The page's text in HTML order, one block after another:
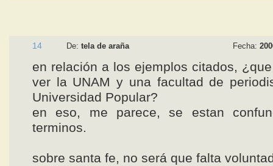
14 De: tela de araña Fecha:
en relación a los ejemplos citados,
ver la UNAM y una facultad de
Universidad Popular?
en eso, me parece, se estan
terminos.
sobre santa fe, no será que falta